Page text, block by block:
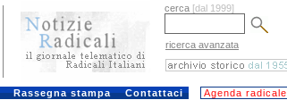
cerca [dal 1999]
ricerca avanzata
Rassegna stampa Contattaci Agenda radicale